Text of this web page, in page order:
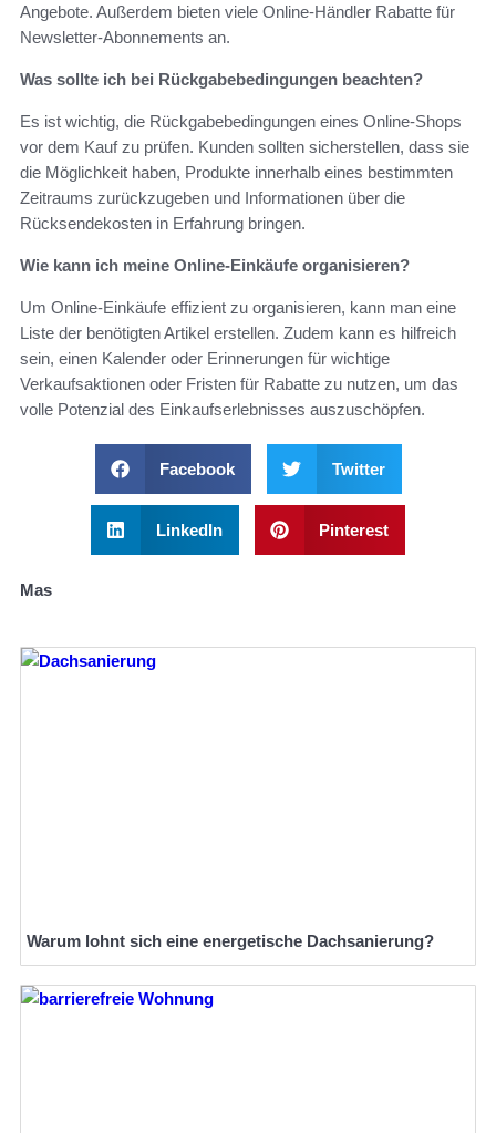
Angebote. Außerdem bieten viele Online-Händler Rabatte für
Newsletter-Abonnements an.
Was sollte ich bei Rückgabebedingungen beachten?
Es ist wichtig, die Rückgabebedingungen eines Online-Shops
vor dem Kauf zu prüfen. Kunden sollten sicherstellen, dass sie
die Möglichkeit haben, Produkte innerhalb eines bestimmten
Zeitraums zurückzugeben und Informationen über die
Rücksendekosten in Erfahrung bringen.
Wie kann ich meine Online-Einkäufe organisieren?
Um Online-Einkäufe effizient zu organisieren, kann man eine
Liste der benötigten Artikel erstellen. Zudem kann es hilfreich
sein, einen Kalender oder Erinnerungen für wichtige
Verkaufsaktionen oder Fristen für Rabatte zu nutzen, um das
volle Potenzial des Einkaufserlebnisses auszuschöpfen.
Facebook Twitter
LinkedIn Pinterest
Mas
Warum lohnt sich eine energetische Dachsanierung?